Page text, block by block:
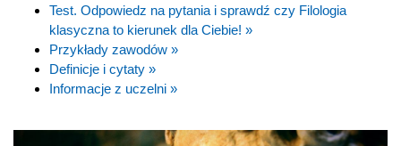
Test. Odpowiedz na pytania i sprawdź czy Filologia
klasyczna to kierunek dla Ciebie! »
Przykłady zawodów »
Definicje i cytaty »
Informacje z uczelni »